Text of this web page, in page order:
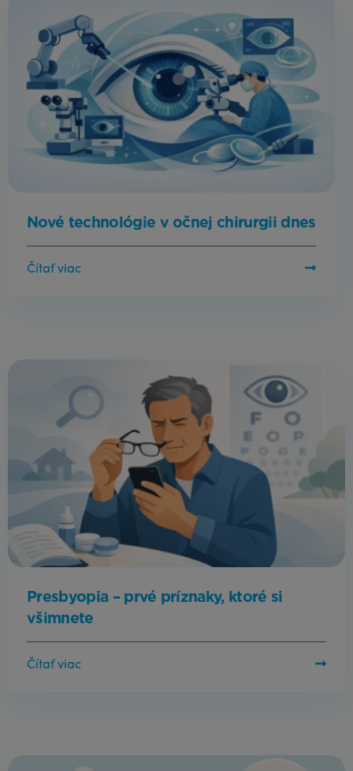
Nové technológie v očnej chirurgii dnes
Čítať viac
Presbyopia – prvé príznaky, ktoré si
všimnete
Čítať viac